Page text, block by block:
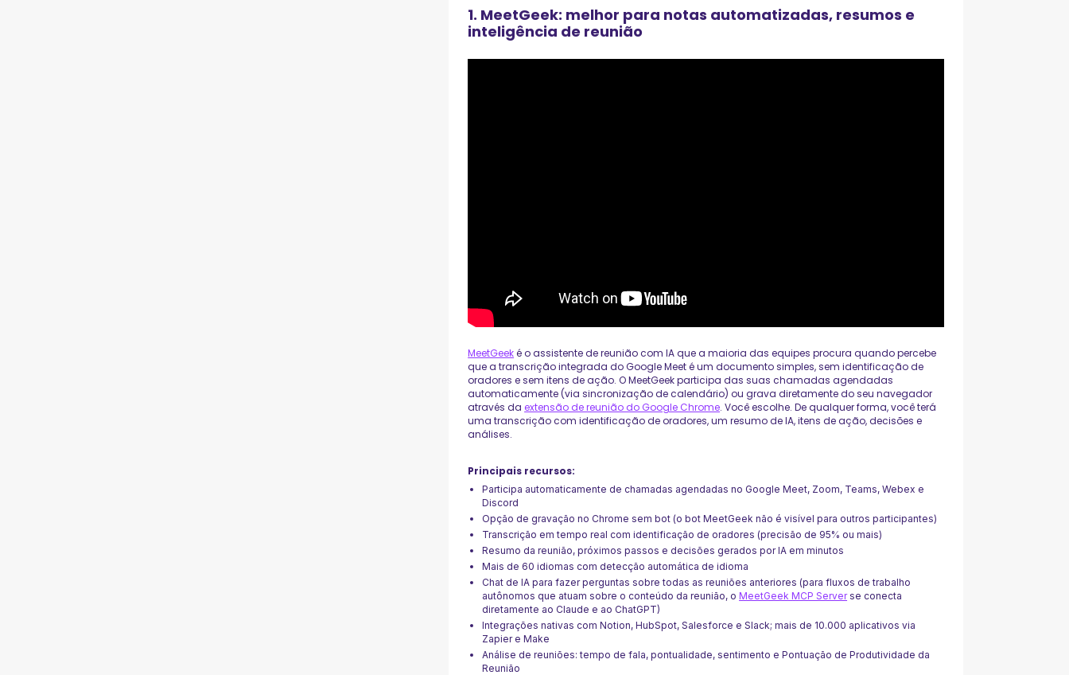
1. MeetGeek: melhor para notas automatizadas, resumos e
inteligência de reunião
MeetGeeké o assistente de reunião com IA que a maioria das equipes procura quando percebe
que a transcrição integrada do Google Meet é um documento simples, sem identificação de
oradores e sem itens de ação. O MeetGeek participa das suas chamadas agendadas
automaticamente (via sincronização de calendário) ou grava diretamente do seu navegador
através daextensão de reunião do Google Chrome. Você escolhe. De qualquer forma, você terá
uma transcrição com identificação de oradores, um resumo de IA, itens de ação, decisões e
análises.
Principais recursos:
Participa automaticamente de chamadas agendadas no Google Meet, Zoom, Teams, Webex e
Discord
Opção de gravação no Chrome sem bot (o bot MeetGeek não é visível para outros participantes)
Transcrição em tempo real com identificação de oradores (precisão de 95% ou mais)
Resumo da reunião, próximos passos e decisões gerados por IA em minutos
Mais de 60 idiomas com detecção automática de idioma
Chat de IA para fazer perguntas sobre todas as reuniões anteriores (para fluxos de trabalho
autônomos que atuam sobre o conteúdo da reunião, oMeetGeek MCP Serverse conecta
diretamente ao Claude e ao ChatGPT)
Integrações nativas com Notion, HubSpot, Salesforce e Slack; mais de 10.000 aplicativos via
Zapier e Make
Análise de reuniões: tempo de fala, pontualidade, sentimento e Pontuação de Produtividade da
Reunião